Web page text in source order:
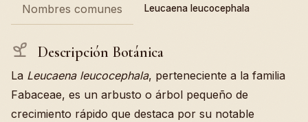
Nombres comunes Leucaena leucocephala
Descripción Botánica
La Leucaena leucocephala, perteneciente a la familia
Fabaceae, es un arbusto o árbol pequeño de
crecimiento rápido que destaca por su notable